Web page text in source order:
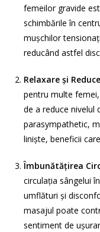
femeilor gravide
schimbările în
mușchilor
reducând astfel
Relaxare și
pentru multe
de a reduce nivelul
parasympathetic,
liniște, beneficii
Îmbunătățirea
circulația sângelui
umflături și
masajul poate
sentiment de